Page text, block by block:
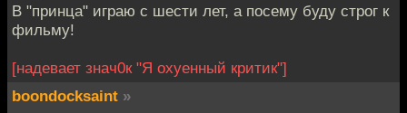
В "принца" играю с шести лет, а посему буду строг к
фильму!
[надевает знач0к "Я охуенный критик"]
boondocksaint »